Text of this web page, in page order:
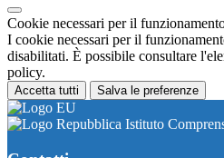
Cookie necessari per il
I cookie necessari per il
disabilitati. È possibile consultare
policy.
Accetta tutti Salva le preferenze
Istituto